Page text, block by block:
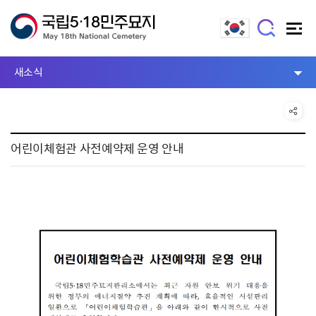
새소식
어린이체험관 사전예약제 운영 안내